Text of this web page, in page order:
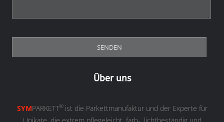
Über uns
SYMPARKETT® ist die Parkettmanufaktur und der Experte für